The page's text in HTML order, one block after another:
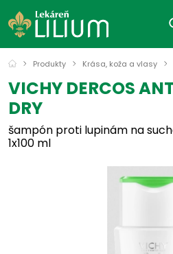
Produkty Krása, koža a vlasy
VICHY DERCOS
DRY
šampón proti lupinám na
1x100 ml